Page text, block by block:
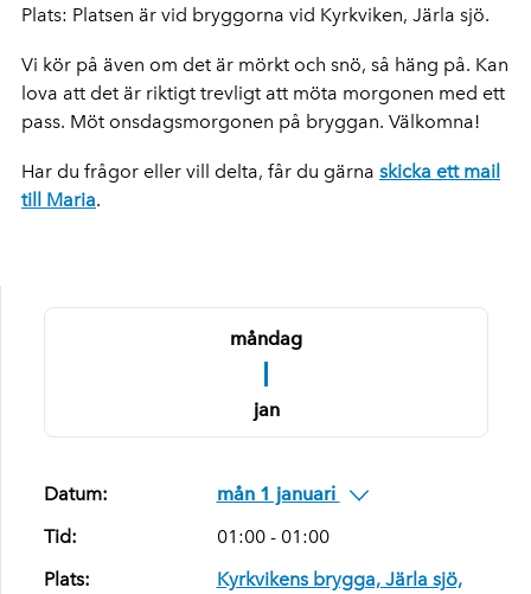
måndag
1
jan
Datum:
mån 1 januari
Tid:
01:00 - 01:00
Plats:
Kyrkvikens brygga, Järla sjö,
Plats: Platsen är vid bryggorna vid Kyrkviken, Järla sjö.
Vi kör på även om det är mörkt och snö, så häng på. Kan
lova att det är riktigt trevligt att möta morgonen med ett
pass. Möt onsdagsmorgonen på bryggan. Välkomna!
Har du frågor eller vill delta, får du gärna skicka ett mail
till Maria.